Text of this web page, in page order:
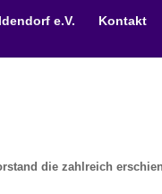
e.V. Kontakt
die zahlreich